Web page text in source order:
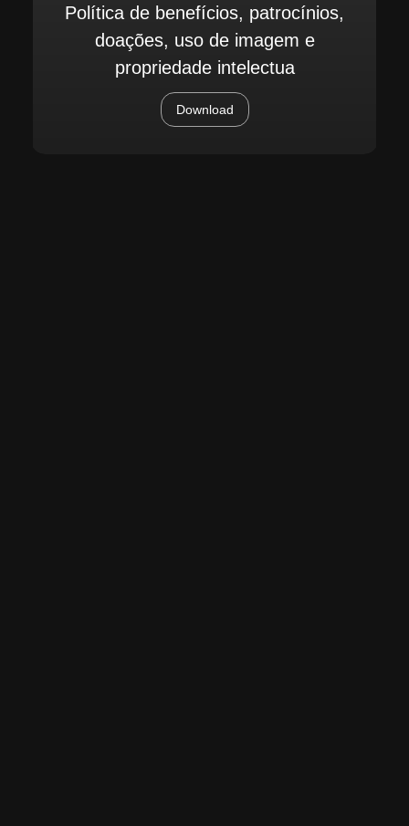
Política de benefícios, patrocínios,
doações, uso de imagem e
propriedade intelectua
Download